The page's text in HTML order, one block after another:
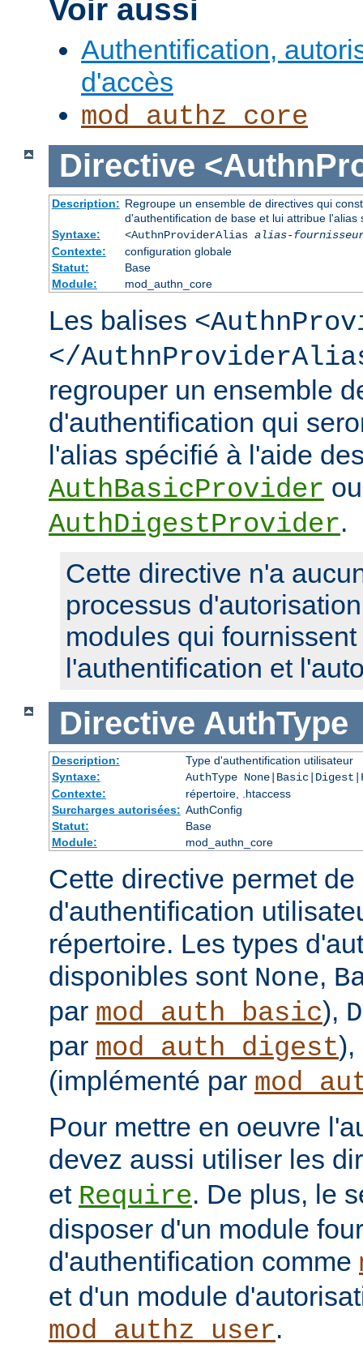
Voir aussi
Authentification,
d'accès
mod_authz_core
Directive
Description: Regroupe un ensemble de directives qui
d'authentification de base et lui attribue l'alias
Syntaxe:
<AuthnProviderAlias alias-
Contexte:
configuration globale
Statut:
Base
Module:
mod_authn_core
Les balises
</
regrouper un ensemble
d'authentification qui
l'alias spécifié à l'aide
AuthBasicProvider ou
AuthDigestProvider.
Cette directive n'a
processus
modules qui
l'authentification et
Directive AuthType
Description:
Type d'authentification utilisateur
Syntaxe:
AuthType
Contexte:
répertoire, .htaccess
Surcharges autorisées: AuthConfig
Statut:
Base
Module:
mod_authn_core
Cette directive permet
d'authentification
répertoire. Les types
disponibles sont None,
par mod_auth_basic),
par mod_auth_digest
(implémenté par
Pour mettre en oeuvre
devez aussi utiliser les
et Require. De plus, le
disposer d'un module
d'authentification comme
et d'un module
mod_authz_user.